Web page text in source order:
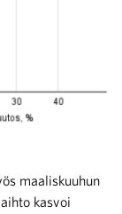
maaliskuuhun
kasvoi